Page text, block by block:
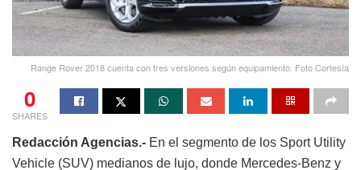
Range Rover 2018 cuenta con tres versiones según equipamiento. Foto Cortesía
0
SHARES
Redacción Agencias.- En el segmento de los Sport Utility
Vehicle (SUV) medianos de lujo, donde Mercedes-Benz y